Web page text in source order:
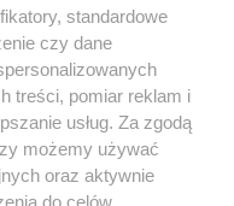
standardowe
czy dane
treści, pomiar reklam i
usług. Za zgodą
możemy używać
oraz aktywnie
do celów